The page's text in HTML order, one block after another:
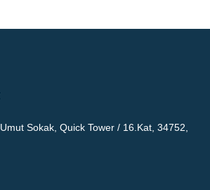
Sokak, Quick Tower / 16.Kat, 34752,